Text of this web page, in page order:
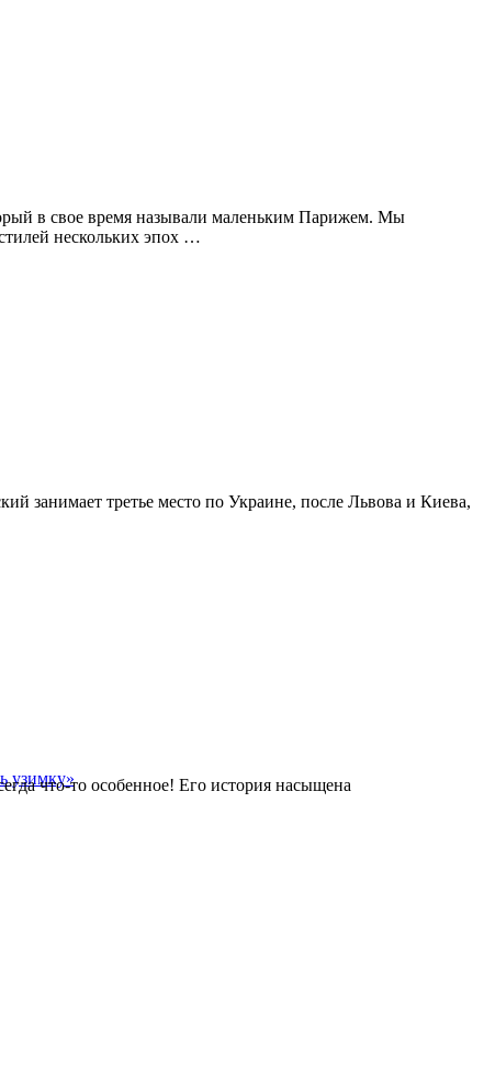
в свое время называли маленьким Парижем. Мы
нескольких эпох …
занимает третье место по Украине, после Львова и Киева,
что-то особенное! Его история насыщена